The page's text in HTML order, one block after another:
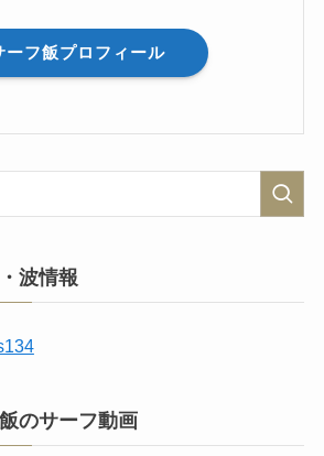
ーフ飯プロフィール
波情報
のサーフ動画